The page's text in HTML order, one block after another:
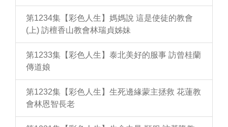
第1234集【彩色人生】媽媽說 這是使徒的教會
(上) 訪檀香山教會林瑞貞姊妹
第1233集【彩色人生】泰北美好的服事 訪曾桂蘭
傳道娘
第1232集【彩色人生】生死邊緣蒙主拯救 花蓮教
會林恩智長老